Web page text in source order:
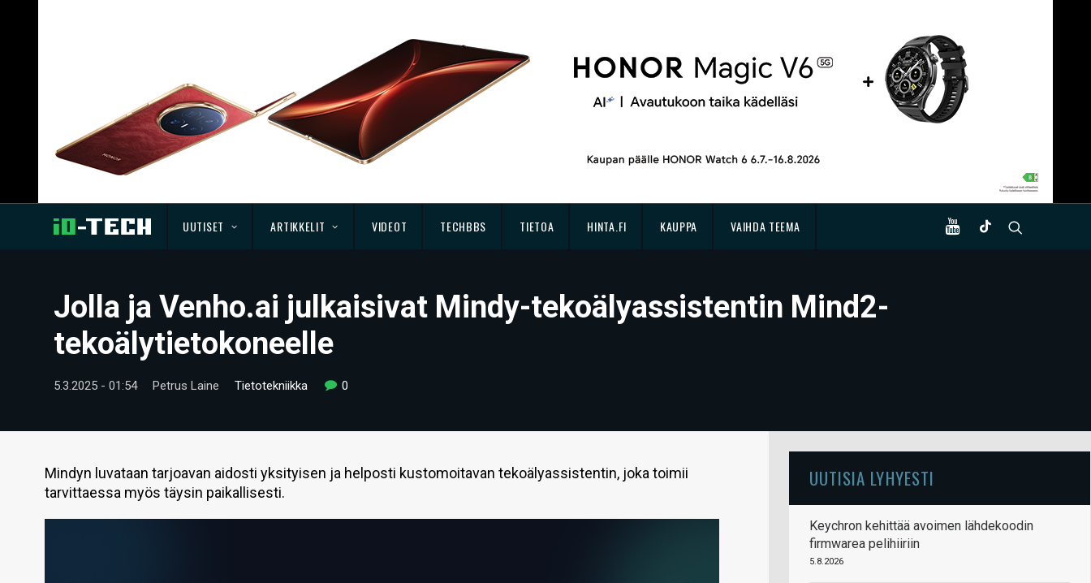
UUTISET ARTIKKELIT VIDEOT TECHBBS TIETOA HINTA.FI KAUPPA VAIHDA TEEMA
Jolla ja Venho.ai julkaisivat Mindy-tekoälyassistentin Mind2-
tekoälytietokoneelle
5.3.2025 - 01:54 Petrus Laine Tietotekniikka 0
Mindyn luvataan tarjoavan aidosti yksityisen ja helposti kustomoitavan tekoälyassistentin, joka toimii
tarvittaessa myös täysin paikallisesti.
UUTISIA LYHYESTI
Keychron kehittää avoimen lähdekoodin
firmwarea pelihiiriin
5.8.2026